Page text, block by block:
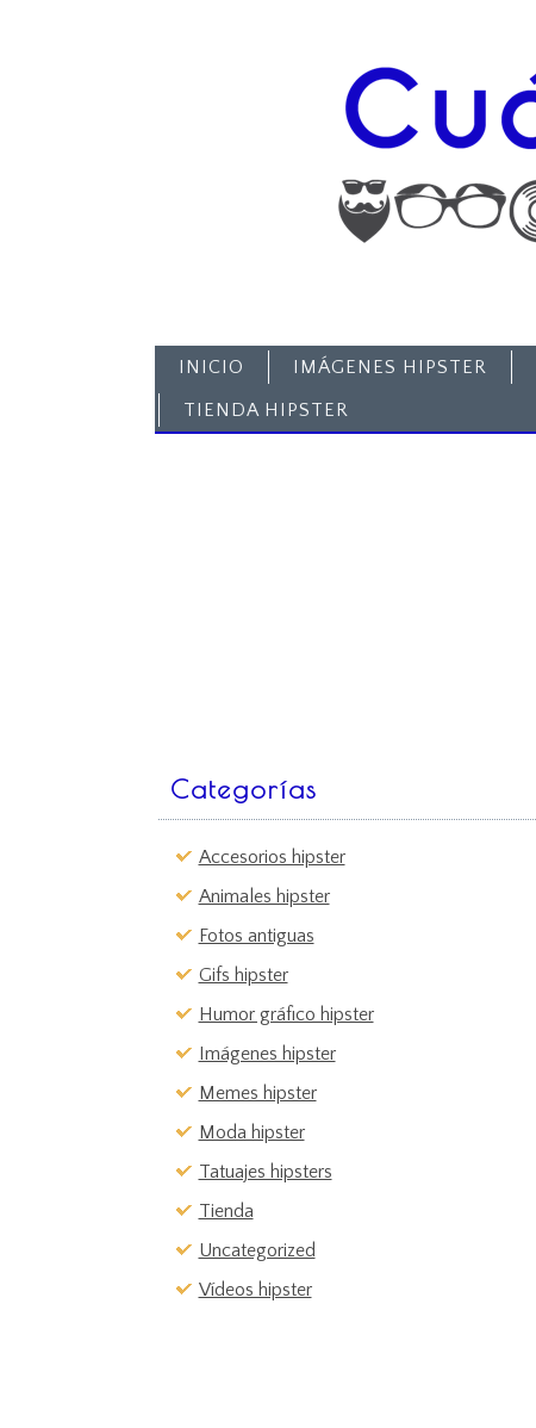
INICIO IMÁGENES HIPSTER
TIENDA HIPSTER
Categorías
Accesorios hipster
Animales hipster
Fotos antiguas
Gifs hipster
Humor gráfico hipster
Imágenes hipster
Memes hipster
Moda hipster
Tatuajes hipsters
Tienda
Uncategorized
Vídeos hipster